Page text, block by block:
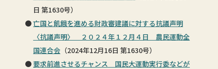
日 第1630号）
亡国と飢餓を進める財政審建議に対する抗議声明
〈抗議声明〉 ２０２４年１２月４日 農民運動全
国連合会 （2024年12月16日 第1630号）
要求前進させるチャンス 国民大運動実行委などが